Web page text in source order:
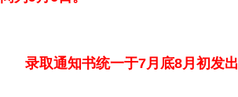
录取通知书统一于7月底8月初发出